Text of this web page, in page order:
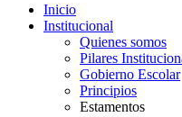
Inicio
Institucional
Quienes somos
Pilares
Gobierno Escolar
Principios
Estamentos